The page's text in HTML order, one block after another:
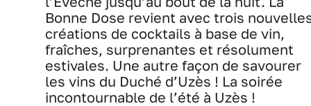
Bonne Dose revient avec trois
créations de cocktails à base de vin,
fraîches, surprenantes et résolument
estivales. Une autre façon de savourer
les vins du Duché d’Uzès ! La soirée
incontournable de l’été à Uzès !